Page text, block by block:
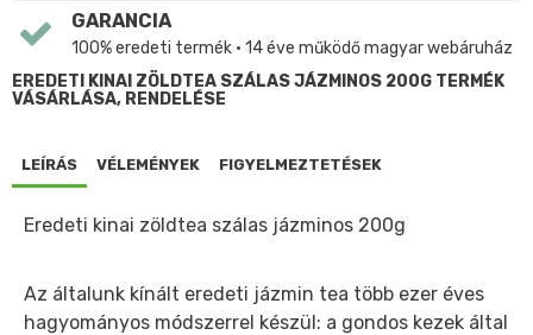
GARANCIA
100% eredeti termék • 14 éve működő magyar webáruház
EREDETI KINAI ZÖLDTEA SZÁLAS JÁZMINOS 200G TERMÉK
VÁSÁRLÁSA, RENDELÉSE
LEÍRÁS VÉLEMÉNYEK FIGYELMEZTETÉSEK
Eredeti kinai zöldtea szálas jázminos 200g
Az általunk kínált eredeti jázmin tea több ezer éves
hagyományos módszerrel készül: a gondos kezek által